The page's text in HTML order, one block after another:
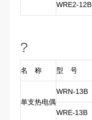
WRE2-12B
?
名 称 型 号
单支热电偶
WRN-13B
WRE-13B